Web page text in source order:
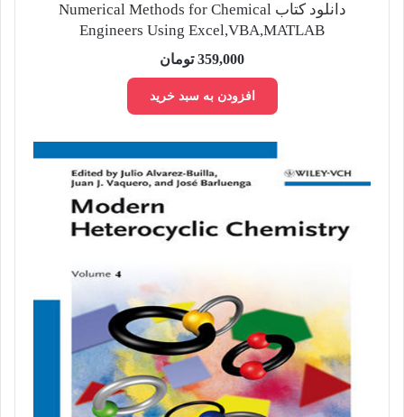
دانلود کتاب Numerical Methods for Chemical
Engineers Using Excel,VBA,MATLAB
359,000 تومان
افزودن به سبد خرید